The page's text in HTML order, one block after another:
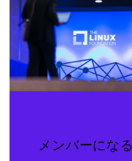
メンバーになる